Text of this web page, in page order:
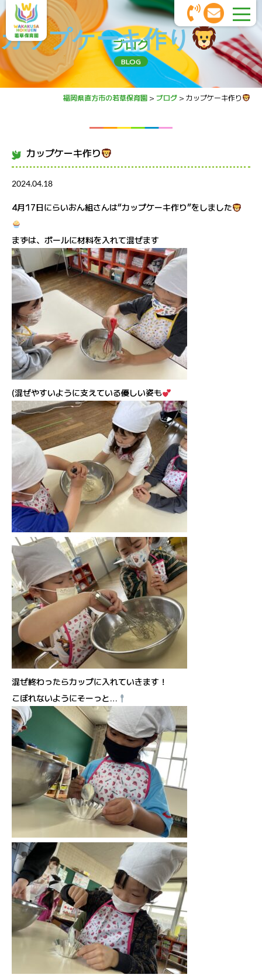
カップケーキ作り
ブログ
BLOG
福岡県直方市の若草保育園 >ブログ >カップケーキ作り
カップケーキ作り
2024.04.18
4月17日にらいおん組さんは“カップケーキ作り”をしました
まずは、ボールに材料を入れて混ぜます
(混ぜやすいように支えている優しい姿も
混ぜ終わったらカップに入れていきます！
こぼれないようにそーっと…